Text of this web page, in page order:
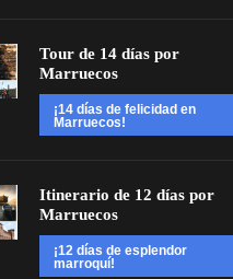
Tour de 14 días por
Marruecos
¡14 días de felicidad en
Marruecos!
Itinerario de 12 días por
Marruecos
¡12 días de esplendor
marroquí!